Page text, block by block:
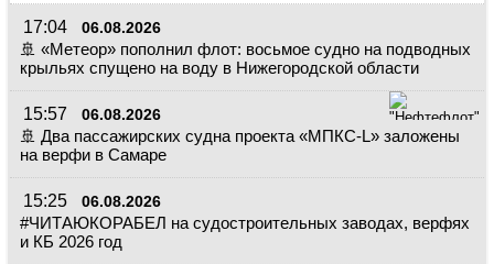
17:04 06.08.2026
🚢 «Метеор» пополнил флот: восьмое судно на подводных
крыльях спущено на воду в Нижегородской области
15:57 06.08.2026
🚢 Два пассажирских судна проекта «МПКС-L» заложены
на верфи в Самаре
15:25 06.08.2026
#ЧИТАЮКОРАБЕЛ на судостроительных заводах, верфях
и КБ 2026 год